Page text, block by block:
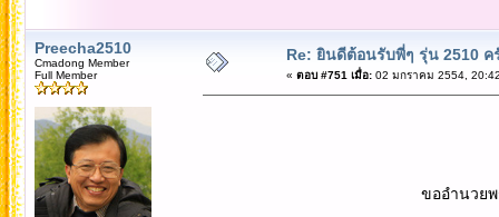
Preecha2510
Cmadong Member
Full Member
Re: ยินดีต้อนรับพี่ๆ รุ่น 2510 ค
« ตอบ #751 เมื่อ:02 มกราคม 2554,
ขออำนวยพรให้ น้องผุสดี,